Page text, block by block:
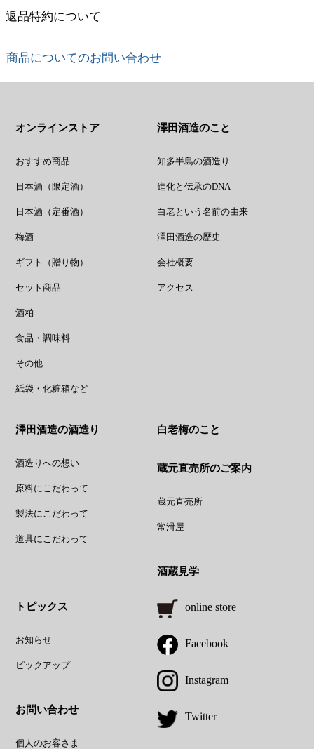
返品特約について
商品についてのお問い合わせ
オンラインストア
おすすめ商品
日本酒（限定酒）
日本酒（定番酒）
梅酒
ギフト（贈り物）
セット商品
酒粕
食品・調味料
その他
紙袋・化粧箱など
澤田酒造のこと
知多半島の酒造り
進化と伝承のDNA
白老という名前の由来
澤田酒造の歴史
会社概要
アクセス
澤田酒造の酒造り
酒造りへの想い
原料にこだわって
製法にこだわって
道具にこだわって
白老梅のこと
蔵元直売所のご案内
蔵元直売所
常滑屋
酒蔵見学
トピックス
お知らせ
ピックアップ
お問い合わせ
個人のお客さま
online store
Facebook
Instagram
Twitter